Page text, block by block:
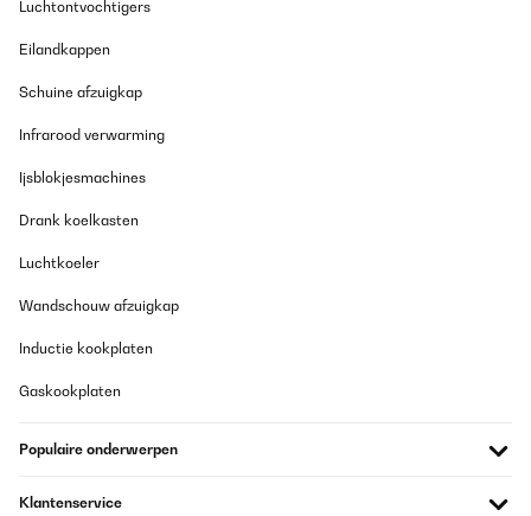
Luchtontvochtigers
Eilandkappen
Schuine afzuigkap
Infrarood verwarming
Ijsblokjesmachines
Drank koelkasten
Luchtkoeler
Wandschouw afzuigkap
Inductie kookplaten
Gaskookplaten
Populaire onderwerpen
Klantenservice